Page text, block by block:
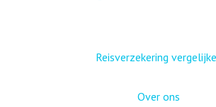
Reisverzekering
Over ons